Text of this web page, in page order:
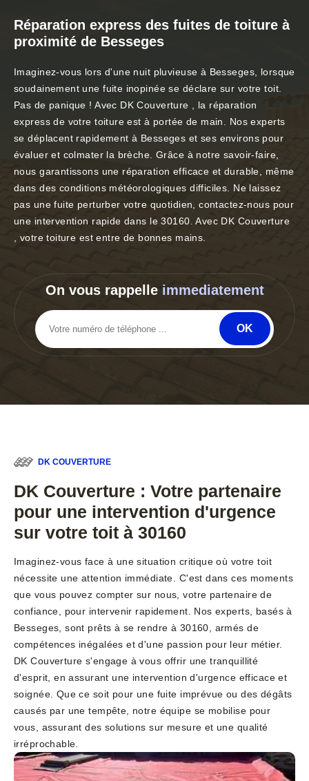
Réparation express des fuites de toiture à
proximité de Besseges
Imaginez-vous lors d'une nuit pluvieuse à Besseges, lorsque
soudainement une fuite inopinée se déclare sur votre toit.
Pas de panique ! Avec DK Couverture , la réparation
express de votre toiture est à portée de main. Nos experts
se déplacent rapidement à Besseges et ses environs pour
évaluer et colmater la brèche. Grâce à notre savoir-faire,
nous garantissons une réparation efficace et durable, même
dans des conditions météorologiques difficiles. Ne laissez
pas une fuite perturber votre quotidien, contactez-nous pour
une intervention rapide dans le 30160. Avec DK Couverture
, votre toiture est entre de bonnes mains.
On vous rappelle immediatement
DK COUVERTURE
DK Couverture : Votre partenaire
pour une intervention d'urgence
sur votre toit à 30160
Imaginez-vous face à une situation critique où votre toit
nécessite une attention immédiate. C'est dans ces moments
que vous pouvez compter sur nous, votre partenaire de
confiance, pour intervenir rapidement. Nos experts, basés à
Besseges, sont prêts à se rendre à 30160, armés de
compétences inégalées et d'une passion pour leur métier.
DK Couverture s'engage à vous offrir une tranquillité
d'esprit, en assurant une intervention d'urgence efficace et
soignée. Que ce soit pour une fuite imprévue ou des dégâts
causés par une tempête, notre équipe se mobilise pour
vous, assurant des solutions sur mesure et une qualité
irréprochable.